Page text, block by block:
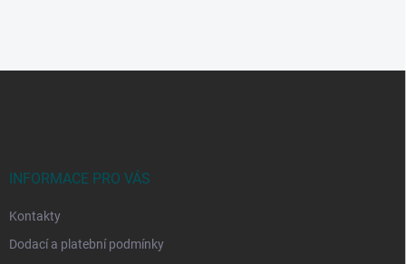
INFORMACE PRO VÁS
Kontakty
Dodací a platební podmínky